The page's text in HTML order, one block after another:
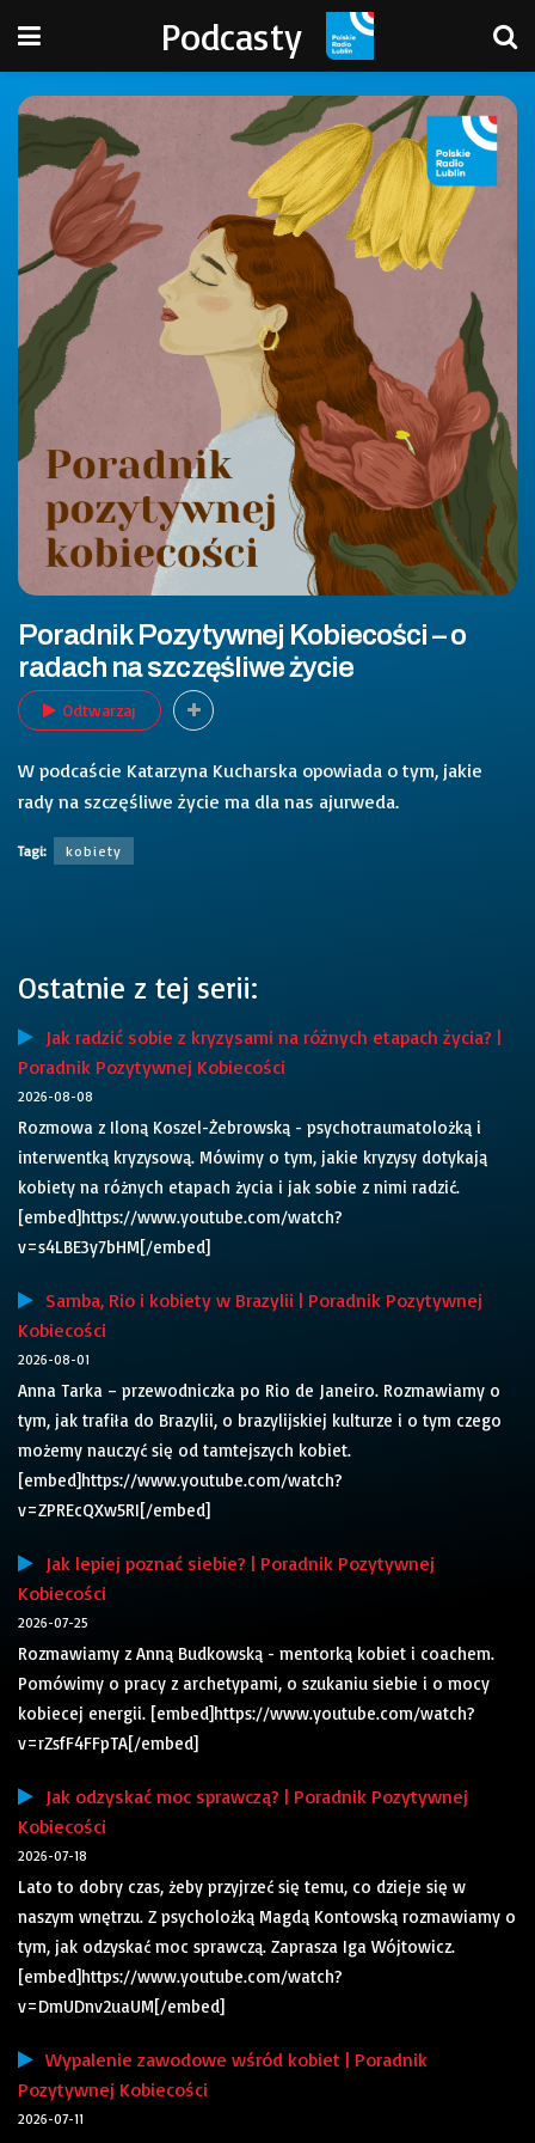
Podcasty
Poradnik Pozytywnej Kobiecości – o
radach na szczęśliwe życie
Odtwarzaj
W podcaście Katarzyna Kucharska opowiada o tym, jakie
rady na szczęśliwe życie ma dla nas ajurweda.
Tagi: kobiety
Ostatnie z tej serii:
Jak radzić sobie z kryzysami na różnych etapach życia? |
Poradnik Pozytywnej Kobiecości
2026-08-08
Rozmowa z Iloną Koszel-Żebrowską - psychotraumatolożką i
interwentką kryzysową. Mówimy o tym, jakie kryzysy dotykają
kobiety na różnych etapach życia i jak sobie z nimi radzić.
[embed]https://www.youtube.com/watch?
v=s4LBE3y7bHM[/embed]
Samba, Rio i kobiety w Brazylii | Poradnik Pozytywnej
Kobiecości
2026-08-01
Anna Tarka – przewodniczka po Rio de Janeiro. Rozmawiamy o
tym, jak trafiła do Brazylii, o brazylijskiej kulturze i o tym czego
możemy nauczyć się od tamtejszych kobiet.
[embed]https://www.youtube.com/watch?
v=ZPREcQXw5RI[/embed]
Jak lepiej poznać siebie? | Poradnik Pozytywnej
Kobiecości
2026-07-25
Rozmawiamy z Anną Budkowską - mentorką kobiet i coachem.
Pomówimy o pracy z archetypami, o szukaniu siebie i o mocy
kobiecej energii. [embed]https://www.youtube.com/watch?
v=rZsfF4FFpTA[/embed]
Jak odzyskać moc sprawczą? | Poradnik Pozytywnej
Kobiecości
2026-07-18
Lato to dobry czas, żeby przyjrzeć się temu, co dzieje się w
naszym wnętrzu. Z psycholożką Magdą Kontowską rozmawiamy o
tym, jak odzyskać moc sprawczą. Zaprasza Iga Wójtowicz.
[embed]https://www.youtube.com/watch?
v=DmUDnv2uaUM[/embed]
Wypalenie zawodowe wśród kobiet | Poradnik
Pozytywnej Kobiecości
2026-07-11